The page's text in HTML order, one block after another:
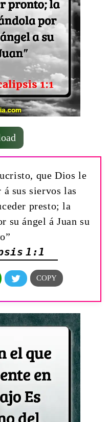
que Dios le
sus siervos las
presto; la
su ángel á Juan su
1:1